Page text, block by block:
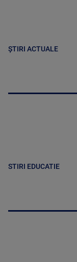
ȘTIRI ACTUALE
STIRI EDUCATIE